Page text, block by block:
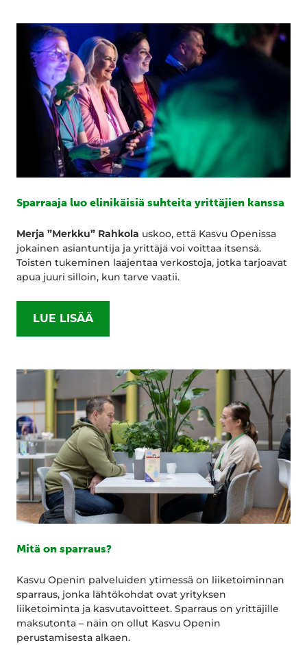
Sparraaja luo elinikäisiä suhteita yrittäjien kanssa
Merja ”Merkku” Rahkola uskoo, että Kasvu Openissa
jokainen asiantuntija ja yrittäjä voi voittaa itsensä.
Toisten tukeminen laajentaa verkostoja, jotka tarjoavat
apua juuri silloin, kun tarve vaatii.
LUE LISÄÄ
Mitä on sparraus?
Kasvu Openin palveluiden ytimessä on liiketoiminnan
sparraus, jonka lähtökohdat ovat yrityksen
liiketoiminta ja kasvutavoitteet. Sparraus on yrittäjille
maksutonta – näin on ollut Kasvu Openin
perustamisesta alkaen.